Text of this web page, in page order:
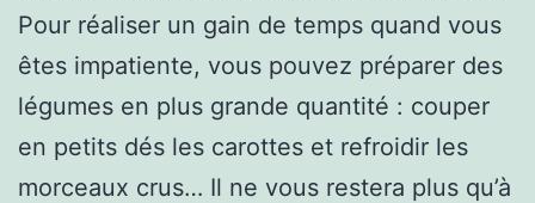
Pour réaliser un gain de temps quand vous
êtes impatiente, vous pouvez préparer des
légumes en plus grande quantité : couper
en petits dés les carottes et refroidir les
morceaux crus… Il ne vous restera plus qu’à